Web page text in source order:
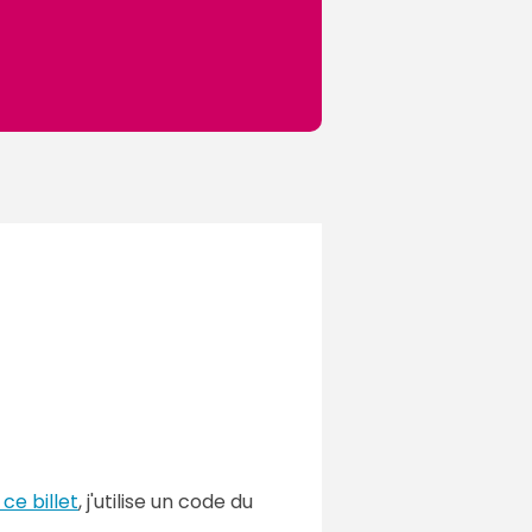
ce billet, j'utilise un code du